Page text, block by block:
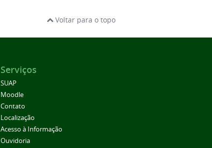
Voltar para o topo
Serviços
SUAP
Moodle
Contato
Localização
Acesso à Informação
Ouvidoria